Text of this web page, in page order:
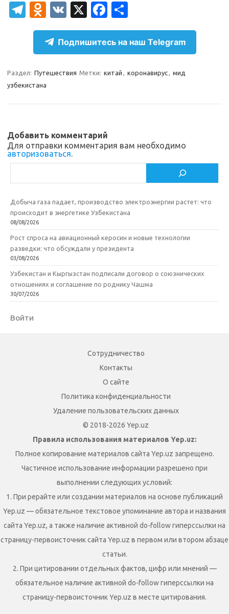
T
el
gr
a
m
O
d
n
o
kl
i
V
K
X
Fa
c
e
b
o
т
п
р
а
ь
Подпишитесь на наш Telegram
Раздел: Путешествия Метки: китай , коронавирус, мид
узбекистана
Добавить комментарий
Для отправки комментария вам необходимо
авторизоваться.
Добыча газа падает, производство электроэнергии растет: что
происходит в энергетике Узбекистана
08/08/2026
Рост спроса на авиационный керосин и новые технологии
разведки: что обсуждали у президента
03/08/2026
Узбекистан и Кыргызстан подписали договор о союзнических
отношениях и соглашение по роднику Чашма
30/07/2026
Войти
Сотрудничество
Контакты
О сайте
Политика конфиденциальности
Удаление пользовательских данных
© 2018-2026 Yep.uz
Правила использования материалов Yep.uz:
Полное копирование материалов сайта Yep.uz запрещено.
Частичное использование информации разрешено при
выполнении следующих условий:
1. При рерайте или создании материалов на основе публикаций
Yep.uz — обязательное текстовое упоминание автора и названия
сайта Yep.uz, а также наличие активной do-follow гиперссылки на
страницу-первоисточник сайта Yep.uz в первом или втором абзаце
статьи.
2. При цитировании отдельных фактов, цифр или мнений —
обязательное наличие активной do-follow гиперссылки на
страницу-первоисточник Yep.uz в месте цитирования.